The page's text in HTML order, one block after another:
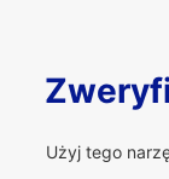
Użyj tego